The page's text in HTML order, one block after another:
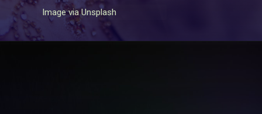
Image via Unsplash